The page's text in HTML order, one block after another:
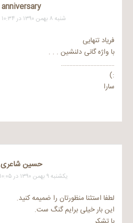
anniversary
شنبه ۸ بهمن ۱۳۹۰ در ۱۰:۳۴ بعد از ظهر
فریاد تنهایی
با واژه گانی دلنشین . . .
……………………………..
:)
سارا
حسین شاعری
یکشنبه ۹ بهمن ۱۳۹۰ در ۱۰:۰۵ بعد از ظهر
لطفا استثنا منظورتان را ضمیمه کنید.
این بار خیلی برایم گنگ ست.